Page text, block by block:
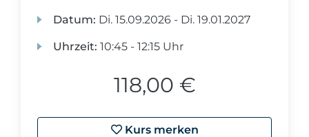
Datum: Di. 15.09.2026 - Di. 19.01.2027
Uhrzeit: 10:45 - 12:15 Uhr
118,00 €
Kurs merken